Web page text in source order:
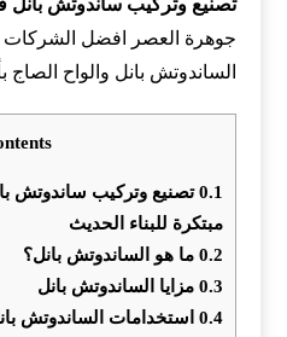
تصنيع وتركيب ساندوتش بانل
جوهرة العصر افضل الشركات
الساندوتش بانل والواح
0.1تصنيع وتركيب ساندوتش
مبتكرة للبناء الحديث
0.2 ما هو الساندوتش بانل؟
0.3 مزايا الساندوتش بانل
0.4 استخدامات الساندوتش